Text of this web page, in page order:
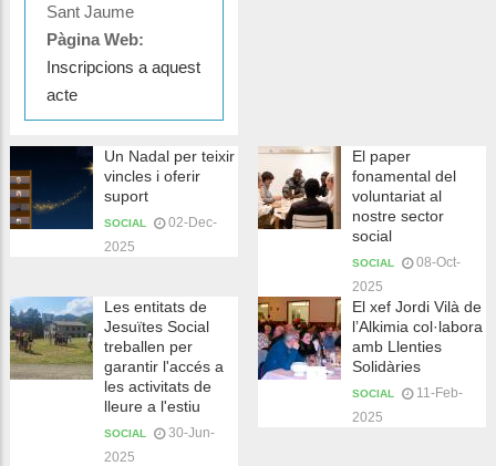
Sant Jaume
Pàgina Web:
Inscripcions a aquest
acte
Un Nadal per teixir
vincles i oferir
suport
SOCIAL
02-Dec-
2025
El paper
fonamental del
voluntariat al
nostre sector
social
SOCIAL
08-Oct-
2025
Les entitats de
Jesuïtes Social
treballen per
garantir l'accés a
les activitats de
lleure a l'estiu
SOCIAL
30-Jun-
2025
El xef Jordi Vilà de
l’Alkimia col·labora
amb Llenties
Solidàries
SOCIAL
11-Feb-
2025